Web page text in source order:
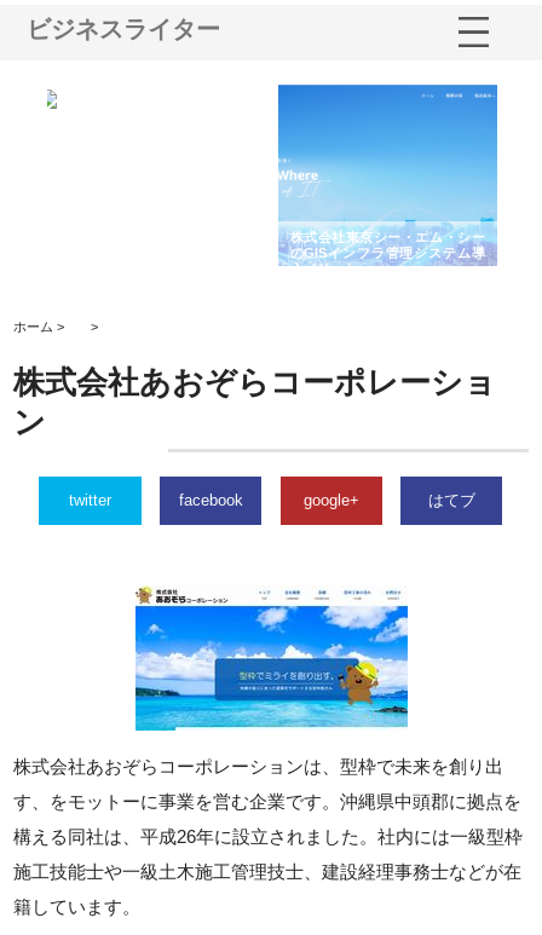
ビジネスライター
株式会社東京シー・エム・シー
のGISインフラ管理システム導
入メリット
ホーム > >
株式会社あおぞらコーポレーショ
ン
twitter facebook google+ はてブ
株式会社あおぞらコーポレーションは、型枠で未来を創り出
す、をモットーに事業を営む企業です。沖縄県中頭郡に拠点を
構える同社は、平成26年に設立されました。社内には一級型枠
施工技能士や一級土木施工管理技士、建設経理事務士などが在
籍しています。